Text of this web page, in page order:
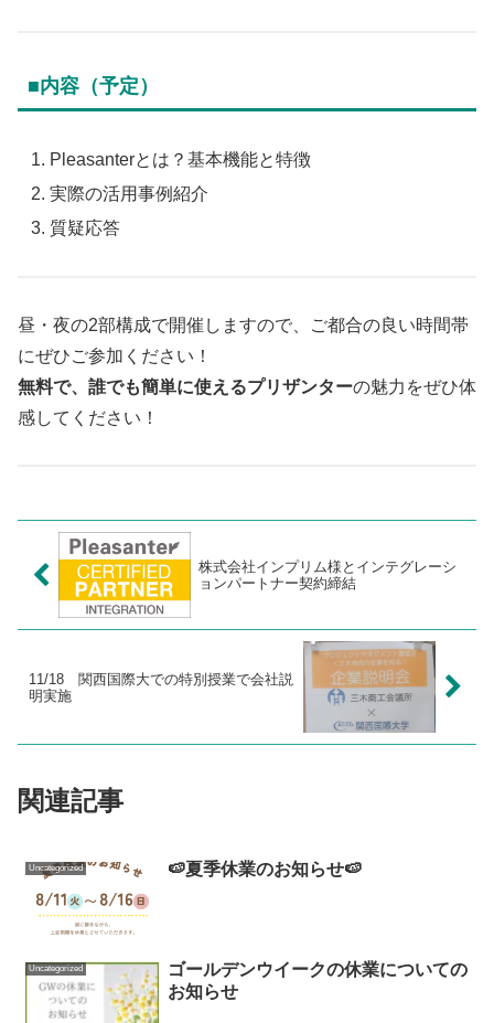
■内容（予定）
Pleasanterとは？基本機能と特徴
実際の活用事例紹介
質疑応答
昼・夜の2部構成で開催しますので、ご都合の良い時間帯
にぜひご参加ください！
無料で、誰でも簡単に使えるプリザンターの魅力をぜひ体
感してください！
株式会社インプリム様とインテグレーシ
ョンパートナー契約締結
11/18 関西国際大での特別授業で会社説
明実施
関連記事
Uncategorized 🍉夏季休業のお知らせ🍉
Uncategorized
ゴールデンウイークの休業についての
お知らせ